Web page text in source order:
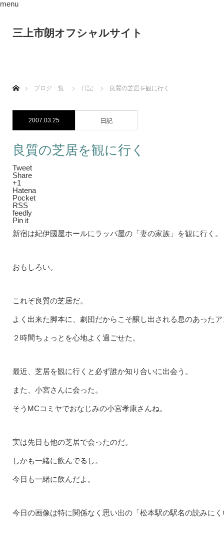
三上市朗オフシャルサイト
menu
ブログ一覧
日記 良質の芝居を観に行く
2007.03.25 日記
良質の芝居を観に行く
Tweet
Share
+1
Hatena
Pocket
RSS
feedly
Pin it
新宿は紀伊國屋ホールにラッパ屋の「妻の家族」を観に行く。
おもしろい。
これぞ良質の芝居だ。
よく出来た脚本に、劇団だからこそ醸し出される息のあった
２時間ちょっとを心地よく過ごせた。
最近、芝居を観に行くと必ず誰か知り合いに出会う。
また、小宮さんに会った。
そうMCコミヤでおなじみの小宮孝康さんね。
実は先日も他の芝居で会ったのだ。
しかも一緒に飲んでるし。
今日も一緒に飲んだよ。
今日の画像は特に関係なく思い出の「松本駅の駅名の読みに